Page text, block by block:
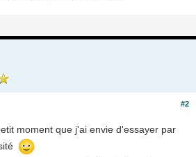
#2
moment que j'ai envie d'essayer par